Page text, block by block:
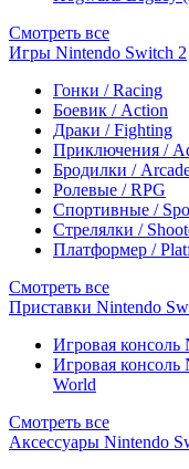
Смотреть все
Игры Nintendo Switch 2
Гонки / Racing
Боевик / Action
Драки / Fighting
Приключения /
Бродилки /
Ролевые / RPG
Спортивные /
Стрелялки /
Платформер /
Смотреть все
Приставки Nintendo
Игровая консоль
Игровая
World
Смотреть все
Аксессуары Nintendo